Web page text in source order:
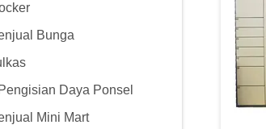
Bunga
Daya Ponsel
Mini Mart